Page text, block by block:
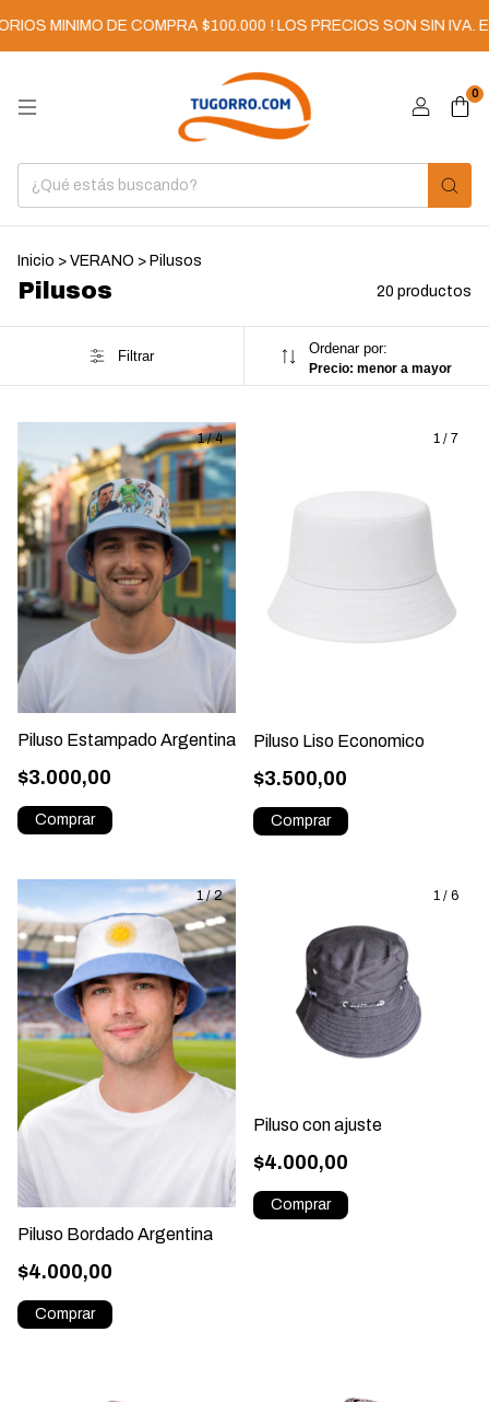
DE COMPRA $100.000 ! LOS PRECIOS SON SIN IVA.
0
Inicio > VERANO > Pilusos
Pilusos 20 productos
Filtrar Ordenar por:
Precio: menor a mayor
1/4
Piluso Estampado Argentina
$3.000,00
1 / 7
Piluso Liso Economico
$3.500,00
1/2
Piluso Bordado Argentina
$4.000,00
1 / 6
Piluso con ajuste
$4.000,00